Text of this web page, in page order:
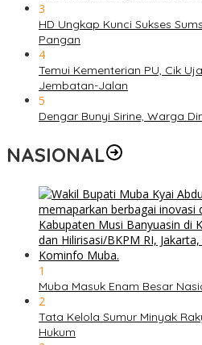
3
HD Ungkap Kunci Sukses
Pangan
4
Temui Kementerian PU, Cik
Jembatan-Jalan
5
Dengar Bunyi Sirine, Warga
NASIONAL
1
Muba Masuk Enam Besar
2
Tata Kelola Sumur Minyak
Hukum